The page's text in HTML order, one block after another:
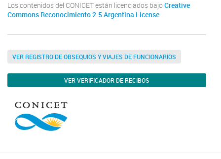
Los contenidos del CONICET están licenciados bajo Creative
Commons Reconocimiento 2.5 Argentina License
VER REGISTRO DE OBSEQUIOS Y VIAJES DE FUNCIONARIOS
VER VERIFICADOR DE RECIBOS